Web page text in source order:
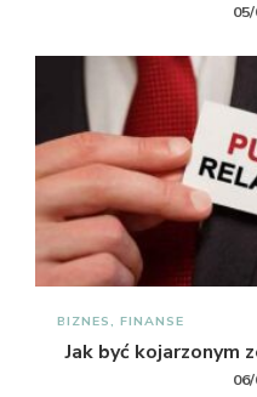
BIZNES, FINANSE
Jak być kojarzonym